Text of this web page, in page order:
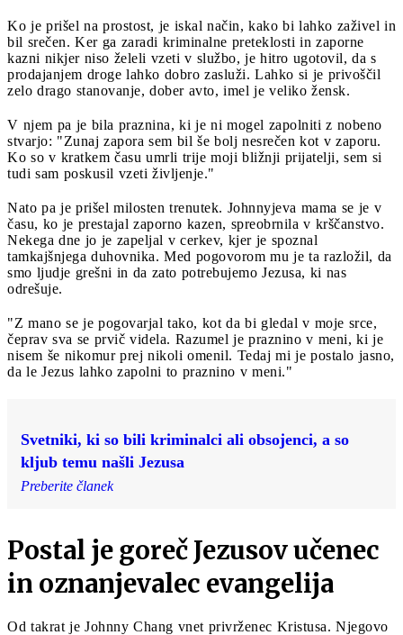
Ko je prišel na prostost, je iskal način, kako bi lahko zaživel in
bil srečen. Ker ga zaradi kriminalne preteklosti in zaporne
kazni nikjer niso želeli vzeti v službo, je hitro ugotovil, da s
prodajanjem droge lahko dobro zasluži. Lahko si je privoščil
zelo drago stanovanje, dober avto, imel je veliko žensk.
V njem pa je bila praznina, ki je ni mogel zapolniti z nobeno
stvarjo: "Zunaj zapora sem bil še bolj nesrečen kot v zaporu.
Ko so v kratkem času umrli trije moji bližnji prijatelji, sem si
tudi sam poskusil vzeti življenje."
Nato pa je prišel milosten trenutek. Johnnyjeva mama se je v
času, ko je prestajal zaporno kazen, spreobrnila v krščanstvo.
Nekega dne jo je zapeljal v cerkev, kjer je spoznal
tamkajšnjega duhovnika. Med pogovorom mu je ta razložil, da
smo ljudje grešni in da zato potrebujemo Jezusa, ki nas
odrešuje.
"Z mano se je pogovarjal tako, kot da bi gledal v moje srce,
čeprav sva se prvič videla. Razumel je praznino v meni, ki je
nisem še nikomur prej nikoli omenil. Tedaj mi je postalo jasno,
da le Jezus lahko zapolni to praznino v meni."
Svetniki, ki so bili kriminalci ali obsojenci, a so
kljub temu našli Jezusa
Preberite članek
Postal je goreč Jezusov učenec
in oznanjevalec evangelija
Od takrat je Johnny Chang vnet privrženec Kristusa. Njegovo